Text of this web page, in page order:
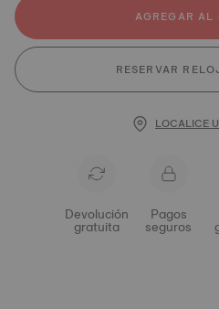
AGREGAR AL
RESERVAR
LOCALICE
Devolución
gratuita
Pagos
seguros